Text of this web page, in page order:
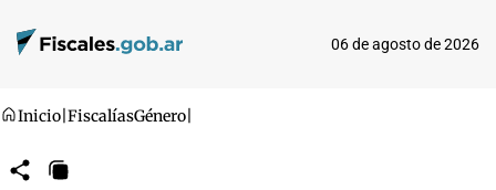
06 de agosto de 2026
Inicio FiscalíasGénero
CompartirCopiar